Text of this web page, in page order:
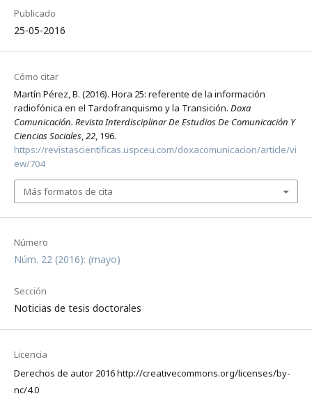
Publicado
25-05-2016
Número
Núm. 22 (2016): (mayo)
Sección
Noticias de tesis doctorales
Licencia
Derechos de autor 2016 http://creativecommons.org/licenses/by-
nc/4.0
Cómo citar
Martín Pérez, B. (2016). Hora 25: referente de la información
radiofónica en el Tardofranquismo y la Transición. Doxa
Comunicación. Revista Interdisciplinar De Estudios De Comunicación Y
Ciencias Sociales, 22, 196.
https://revistascientificas.uspceu.com/doxacomunicacion/article/vi
ew/704
Más formatos de cita